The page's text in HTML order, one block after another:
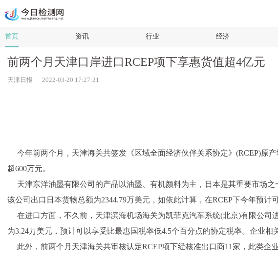
首页 资讯 行业 经济
前两个月天津口岸进口RCEP项下享惠货值超4亿元
天津日报 2022-03-20 17:27:21
今年前两个月，天津海关共签发《区域全面经济伙伴关系协定》(RCEP)原
超600万元。
天津东洋油墨有限公司的产品以油墨、有机颜料为主，日本是其重要市场
该公司出口日本货物总额为2344.79万美元，如依此计算，在RCEP下今年预计
在进口方面，不久前，天津滨海机场海关为凯菲克汽车系统(北京)有限公
为3.24万美元，预计可以享受比最惠国税率低4.5个百分点的协定税率。企业
此外，前两个月天津海关共审核认定RCEP项下经核准出口商11家，此类